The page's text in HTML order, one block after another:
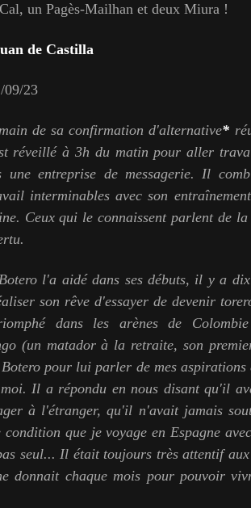
un Pagès-Mailhan et deux Miura !
de Castilla
09/23
de sa confirmation d'alternative*
réveillé à 3h du matin pour aller
une entreprise de messagerie. Il
interminables avec son
Ceux qui le connaissent parlent de la
l'a aidé dans ses débuts, il y a
son rêve d'essayer de devenir
dans les arènes de
(un matador à la retraite, son
pour lui parler de mes
Il a répondu en nous disant qu'il
à l'étranger, qu'il n'avait jamais
que je voyage en Espagne
seul... Il était toujours très attentif
donnait chaque mois pour pouvoir